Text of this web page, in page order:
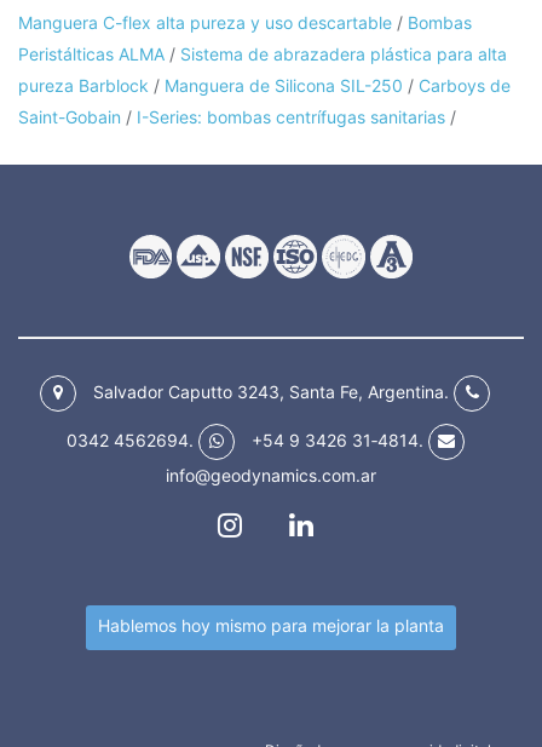
Manguera C-flex alta pureza y uso descartable / Bombas
Peristálticas ALMA / Sistema de abrazadera plástica para alta
pureza Barblock / Manguera de Silicona SIL-250 / Carboys de
Saint-Gobain / I-Series: bombas centrífugas sanitarias /
Salvador Caputto 3243, Santa Fe, Argentina.
0342 4562694. +54 9 3426 31‑4814.
info@geodynamics.com.ar
Hablemos hoy mismo para mejorar la planta